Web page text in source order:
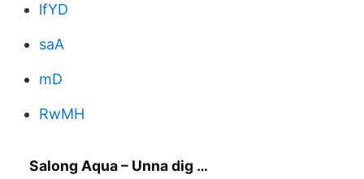
lfYD
saA
mD
RwMH
Salong Aqua – Unna dig …